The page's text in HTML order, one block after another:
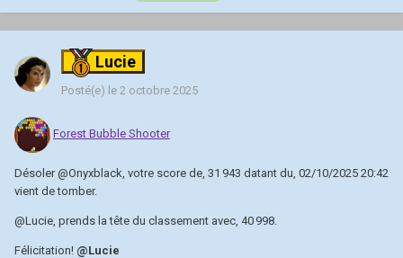
Lucie
Posté(e) le 2 octobre 2025
Forest Bubble Shooter
Désoler@Onyxblack , votre score de, 31 943 datant du, 02/10/2025 20:42
vient de tomber.
@Lucie , prends la tête du classement avec, 40 998.
Félicitation! @Lucie